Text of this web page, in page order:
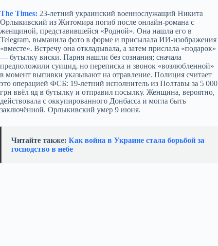
The Times: 23‑летний украинский военнослужащий Никита
Орлыкивский из Житомира погиб после онлайн‑романа с
женщиной, представившейся «Родной». Она нашла его в
Telegram, выманила фото в форме и присылала ИИ‑изображения
«вместе». Встречу она откладывала, а затем прислала «подарок»
— бутылку виски. Парня нашли без сознания; сначала
предположили суицид, но переписка и звонок «возлюбленной»
в момент выпивки указывают на отравление. Полиция считает
это операцией ФСБ: 19‑летний исполнитель из Полтавы за 5 000
грн ввёл яд в бутылку и отправил посылку. Женщина, вероятно,
действовала с оккупированного Донбасса и могла быть
заключённой. Орлыкивский умер 9 июня.
Читайте также: Как война в Украине стала борьбой за
господство в небе